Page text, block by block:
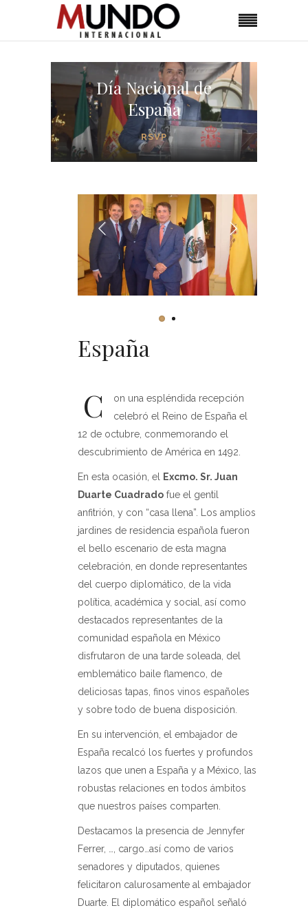
Día Nacional de
España
RSVP
España
C
on una espléndida recepción
celebró el Reino de España el
12 de octubre, conmemorando el
descubrimiento de América en 1492.
En esta ocasión, el
Excmo. Sr. Juan
Duarte Cuadrado fue el gentil
anfitrión, y con “casa llena”. Los amplios
jardines de residencia española fueron
el bello escenario de esta magna
celebración, en donde representantes
del cuerpo diplomático, de la vida
política, académica y social, así como
destacados representantes de la
comunidad española en México
disfrutaron de una tarde soleada, del
emblemático baile flamenco, de
deliciosas tapas, finos vinos españoles
y sobre todo de buena disposición.
En su intervención, el embajador de
España recalcó los fuertes y profundos
lazos que unen a España y a México, las
robustas relaciones en todos ámbitos
que nuestros países comparten.
Destacamos la presencia de Jennyfer
Ferrer, …, cargo…así como de varios
senadores y diputados, quienes
felicitaron calurosamente al embajador
Duarte. El diplomático español señaló